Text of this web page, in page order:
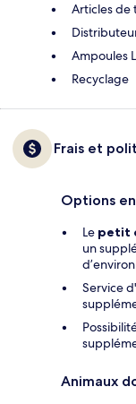
Articles de
Ampoules
Recyclage
Frais et
Options
Le petit
un
Service d'
Animaux